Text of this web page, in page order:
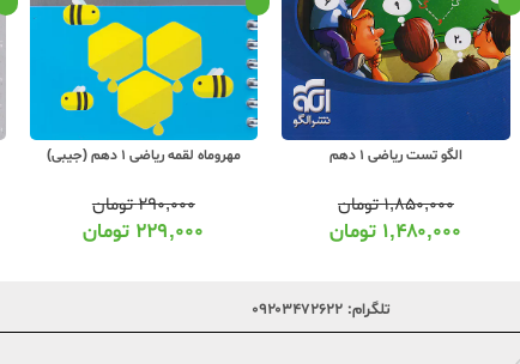
الگو تست ریاضی 1 دهم
۱,۸۵۰,۰۰۰تومان
۱,۴۸۰,۰۰۰ تومان
مهروماه لقمه ریاضی 1 دهم (جیبی)
۲۹۰,۰۰۰تومان
۲۲۹,۰۰۰ تومان
تلگرام: ۰۹۲۰۳۴۷۲۶۲۲